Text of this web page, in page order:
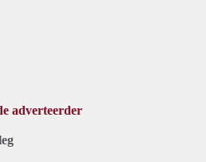
adverteerder